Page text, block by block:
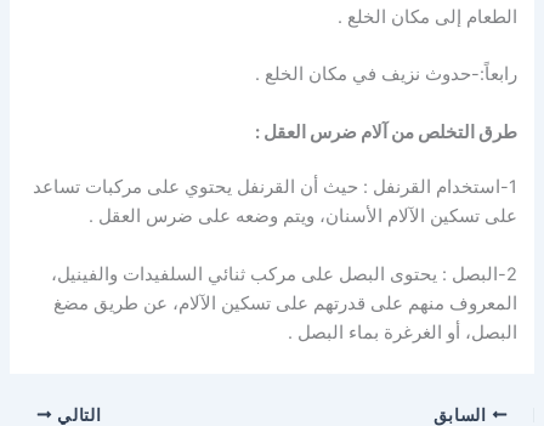
الطعام إلى مكان الخلع .
رابعاً:-حدوث نزيف في مكان الخلع .
طرق التخلص من آلام ضرس العقل :
1-استخدام القرنفل : حيث أن القرنفل يحتوي على مركبات تساعد
على تسكين الآلام الأسنان، ويتم وضعه على ضرس العقل .
2-البصل : يحتوى البصل على مركب ثنائي السلفيدات والفينيل،
المعروف منهم على قدرتهم على تسكين الآلام، عن طريق مضغ
البصل، أو الغرغرة بماء البصل .
السابق التالي